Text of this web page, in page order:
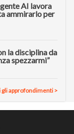
AI lavora
ammirarlo per
la disciplina da
spezzarmi”
gli approfondimenti >